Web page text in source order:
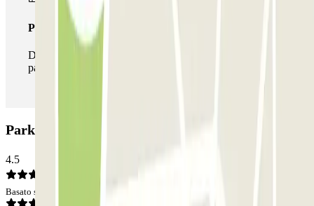
Pass illlimitato
Durante il tuo soggiorno potrai entrare e uscire dal
parcheggio tutte le volte che vorrai.
Parking degli Eroi: Opinioni
4.5
Basato su 87 opinioni